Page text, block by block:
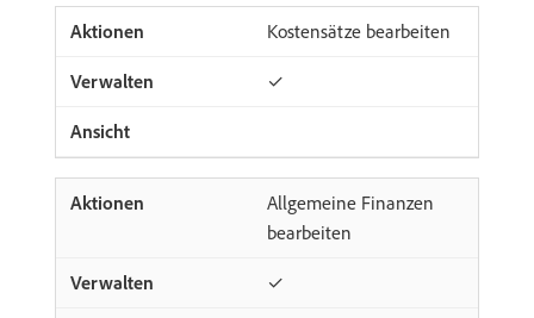
Kostensätze bearbeiten
✓
Allgemeine Finanzen
bearbeiten
✓